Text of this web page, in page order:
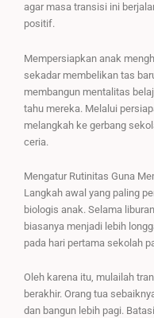
agar masa transisi ini
positif.
Mempersiapkan anak
sekadar membelikan tas
membangun mentalitas
tahu mereka. Melalui
melangkah ke gerbang
ceria.
Mengatur Rutinitas Guna
Langkah awal yang paling
biologis anak. Selama
biasanya menjadi lebih
pada hari pertama sekolah
Oleh karena itu, mulailah
berakhir. Orang tua
dan bangun lebih pagi.